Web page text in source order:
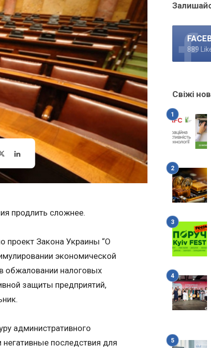
продлить сложнее.
проект Закона Украины “О
экономической
обжаловании налоговых
защиты предприятий,
административного
последствия для
889
Свіжі